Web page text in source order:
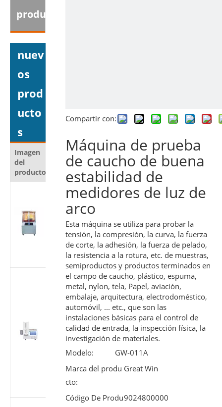
producto
nuev
os
prod
ucto
s
Imagen
del
producto
Nombre del
producto
Probador
resistencia al
corte para
materiales
protectores
Probador de
rendimiento
deslizante de
jeringa
médica |
Máquina de
prueba de
fuerza del
émbolo
7886-1
Compartir con:
Máquina de prueba
de caucho de buena
estabilidad de
medidores de luz de
arco
Esta máquina se utiliza para probar la
tensión, la compresión, la curva, la fuerza
de corte, la adhesión, la fuerza de pelado,
la resistencia a la rotura, etc. de muestras,
semiproductos y productos terminados en
el campo de caucho, plástico, espuma,
metal, nylon, tela, Papel, aviación,
embalaje, arquitectura, electrodoméstico,
automóvil, ... etc., que son las
instalaciones básicas para el control de
calidad de entrada, la inspección física, la
investigación de materiales.
Modelo:
GW-011A
Marca del produ
cto:
Great Win
Código De Produ9024800000